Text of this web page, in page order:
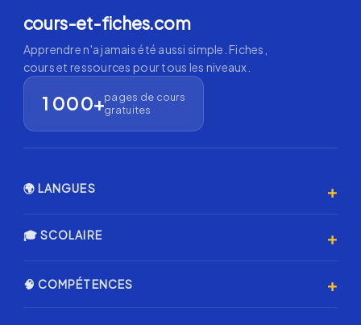
cours-et-fiches.com
Apprendre n'a jamais été aussi simple. Fiches,
cours et ressources pour tous les niveaux.
1 000+pages de cours
gratuites
🌍 LANGUES +
Anglais 🇬🇧
Allemand 🇩🇪
🎓 SCOLAIRE +
🧠 COMPÉTENCES +